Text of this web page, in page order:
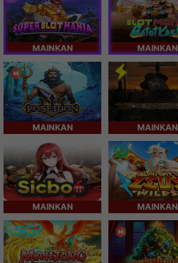
MAINKAN MAINKAN
MAINKAN MAINKAN
MAINKAN MAINKAN